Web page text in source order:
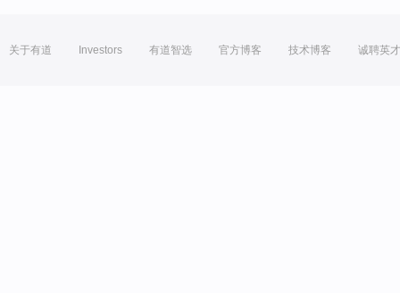
关于有道 Investors 有道智选 官方博客 技术博客 诚聘英才